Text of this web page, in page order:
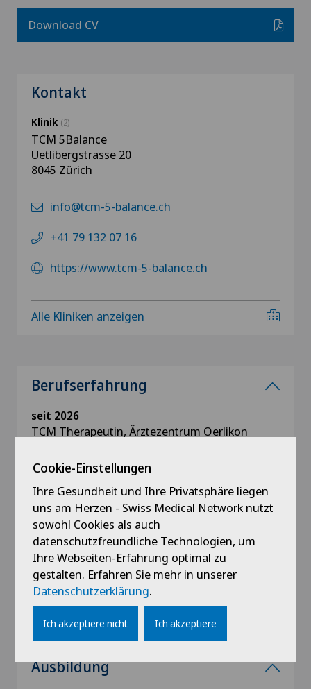
Download CV
Kontakt
Klinik (2)
TCM 5Balance
Uetlibergstrasse 20
8045 Zürich
info@tcm-5-balance.ch
+41 79 132 07 16
https://www.tcm-5-balance.ch
Alle Kliniken anzeigen
Berufserfahrung
seit 2026
TCM Therapeutin, Ärztezentrum Oerlikon
seit 2019
TCM Therapeutin, TCM 5Balance, Wiedikon
2016 - 2017
TCM Therapeutin, TCM Glatt, Wallisellen
2011 - 2014
TCM Therapeutin, Pain Clinic, Shanghai
Ausbildung
Cookie-Einstellungen
Ihre Gesundheit und Ihre Privatsphäre liegen
uns am Herzen - Swiss Medical Network nutzt
sowohl Cookies als auch
datenschutzfreundliche Technologien, um
Ihre Webseiten-Erfahrung optimal zu
gestalten. Erfahren Sie mehr in unserer
Datenschutzerklärung.
Ich akzeptiere nicht Ich akzeptiere